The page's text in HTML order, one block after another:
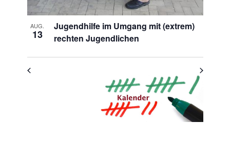
AUG.
13
Jugendhilfe im Umgang mit (extrem)
rechten Jugendlichen